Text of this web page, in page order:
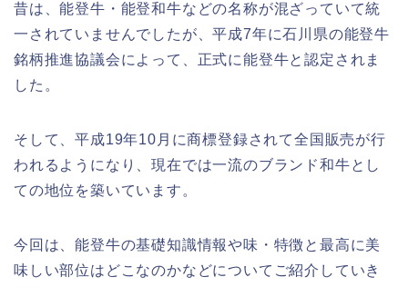
昔は、能登牛・能登和牛などの名称が混ざっていて統
一されていませんでしたが、平成7年に石川県の能登牛
銘柄推進協議会によって、正式に能登牛と認定されま
した。
そして、平成19年10月に商標登録されて全国販売が行
われるようになり、現在では一流のブランド和牛とし
ての地位を築いています。
今回は、能登牛の基礎知識情報や味・特徴と最高に美
味しい部位はどこなのかなどについてご紹介していき